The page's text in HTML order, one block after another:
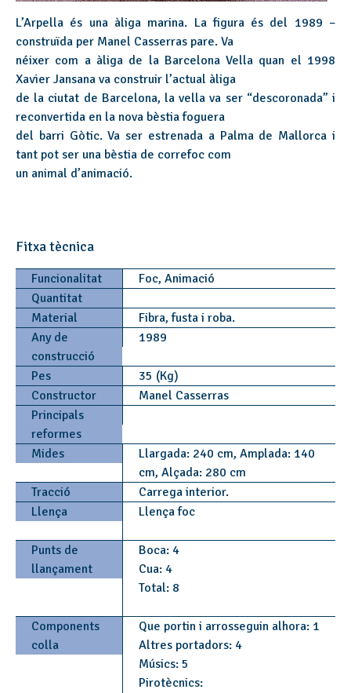
L’Arpella és una àliga marina. La figura és del 1989 –
construïda per Manel Casserras pare. Va
néixer com a àliga de la Barcelona Vella quan el 1998
Xavier Jansana va construir l’actual àliga
de la ciutat de Barcelona, la vella va ser “descoronada” i
reconvertida en la nova bèstia foguera
del barri Gòtic. Va ser estrenada a Palma de Mallorca i
tant pot ser una bèstia de correfoc com
un animal d’animació.
Fitxa tècnica
Funcionalitat
Foc, Animació
Quantitat
Material
Fibra, fusta i roba.
Any de
construcció
1989
Pes
35 (Kg)
Constructor
Manel Casserras
Principals
reformes
Mides
Llargada: 240 cm, Amplada: 140
cm, Alçada: 280 cm
Tracció
Carrega interior.
Llença
Llença foc
Punts de
llançament
Boca: 4
Cua: 4
Total: 8
Components
colla
Que portin i arrosseguin alhora: 1
Altres portadors: 4
Músics: 5
Pirotècnics: